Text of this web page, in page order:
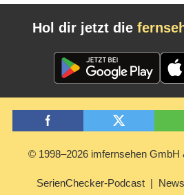
Hol dir jetzt die
© 1998–2026 imfernsehen GmbH
SerienChecker-Podcast